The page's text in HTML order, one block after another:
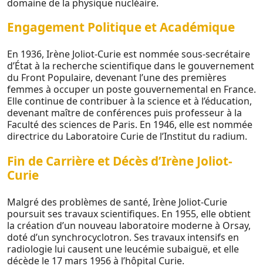
domaine de la physique nucléaire.
Engagement Politique et Académique
En 1936, Irène Joliot-Curie est nommée sous-secrétaire
d’État à la recherche scientifique dans le gouvernement
du Front Populaire, devenant l’une des premières
femmes à occuper un poste gouvernemental en France.
Elle continue de contribuer à la science et à l’éducation,
devenant maître de conférences puis professeur à la
Faculté des sciences de Paris. En 1946, elle est nommée
directrice du Laboratoire Curie de l’Institut du radium.
Fin de Carrière et Décès d’Irène Joliot-
Curie
Malgré des problèmes de santé, Irène Joliot-Curie
poursuit ses travaux scientifiques. En 1955, elle obtient
la création d’un nouveau laboratoire moderne à Orsay,
doté d’un synchrocyclotron. Ses travaux intensifs en
radiologie lui causent une leucémie subaiguë, et elle
décède le 17 mars 1956 à l’hôpital Curie.